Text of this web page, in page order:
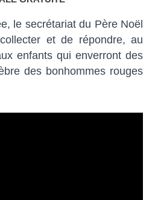
le secrétariat du Père Noël
et de répondre, au
enfants qui enverront des
des bonhommes rouges